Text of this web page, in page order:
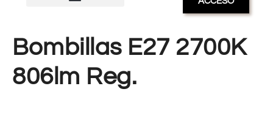
Bombillas E27 2700K
806lm Reg.